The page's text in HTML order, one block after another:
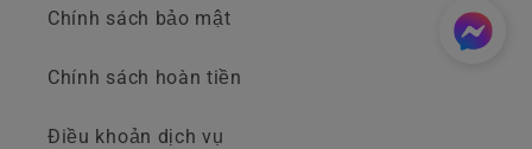
Chính sách bảo mật
Chính sách hoàn tiền
Điều khoản dịch vụ